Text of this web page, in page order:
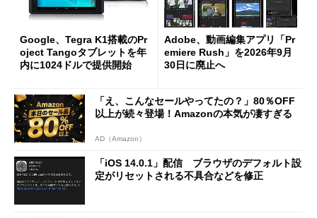
Google、Tegra K1搭載のPr
oject Tangoタブレットを年
内に1024ドルで提供開始
Adobe、動画編集アプリ「Pr
emiere Rush」を2026年9月
30日に廃止へ
「え、こんなセールやってたの？」80％OFF
以上が続々登場！Amazonの本気が凄すぎる
AD（Amazon）
「iOS 14.0.1」配信 ブラウザのデフォルト設
定がリセットされる不具合などを修正